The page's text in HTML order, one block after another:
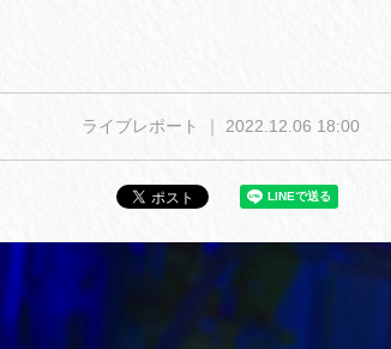
ライブレポート ｜ 2022.12.06 18:00